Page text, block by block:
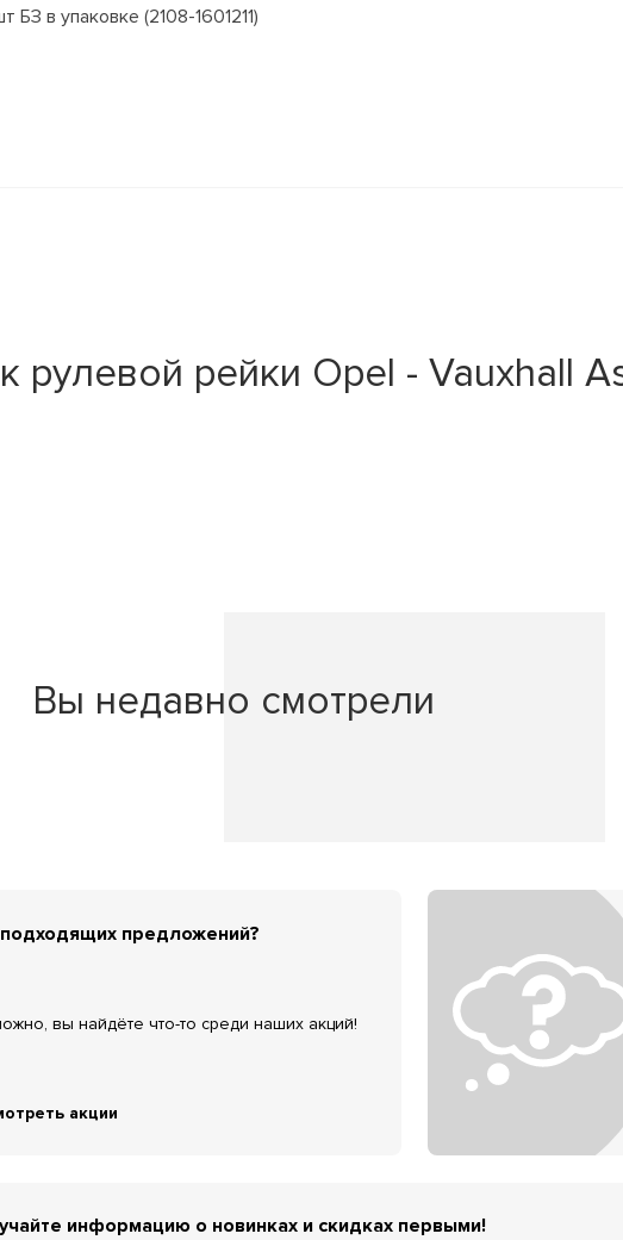
в упаковке (2108-1601211)
рейки Opel - Vauxhall
Вы недавно смотрели
предложений?
вы найдёте что-то среди наших акций!
акции
информацию о новинках и скидках первыми!